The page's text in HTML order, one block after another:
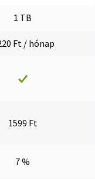
1 TB
Ft / hónap
1599 Ft
7 %